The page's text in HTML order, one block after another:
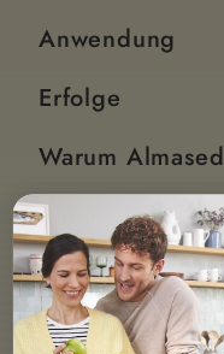
Anwendung
Erfolge
Warum Almased
Shop
Beratung
Karriere